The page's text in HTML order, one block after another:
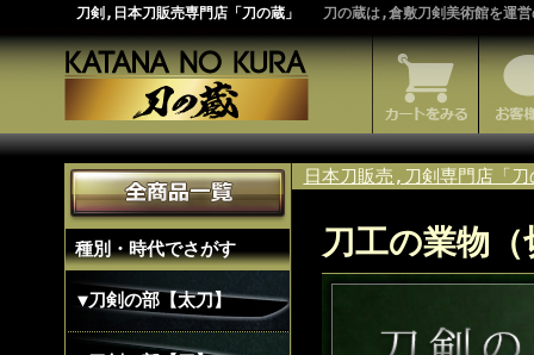
刀剣,日本刀販売専門店「刀の蔵」 刀の蔵は,倉敷刀剣美術館を運
種別・時代でさがす
▼刀剣の部【太刀】
日本刀販売,刀剣専門店「刀
刀工の業物